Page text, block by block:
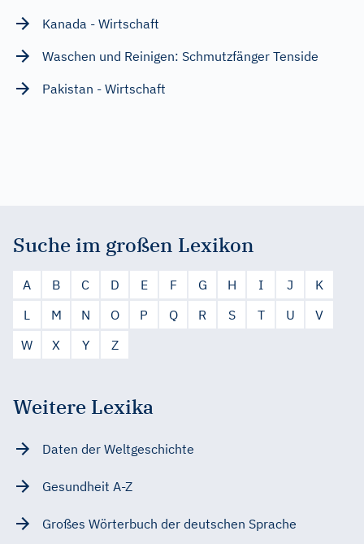
Kanada - Wirtschaft
Waschen und Reinigen: Schmutzfänger Tenside
Pakistan - Wirtschaft
Suche im großen Lexikon
A B C D E F G H I J
K
L
M N O P Q R S T U
V
W
X Y Z
Weitere Lexika
Daten der Weltgeschichte
Gesundheit A-Z
Großes Wörterbuch der deutschen Sprache